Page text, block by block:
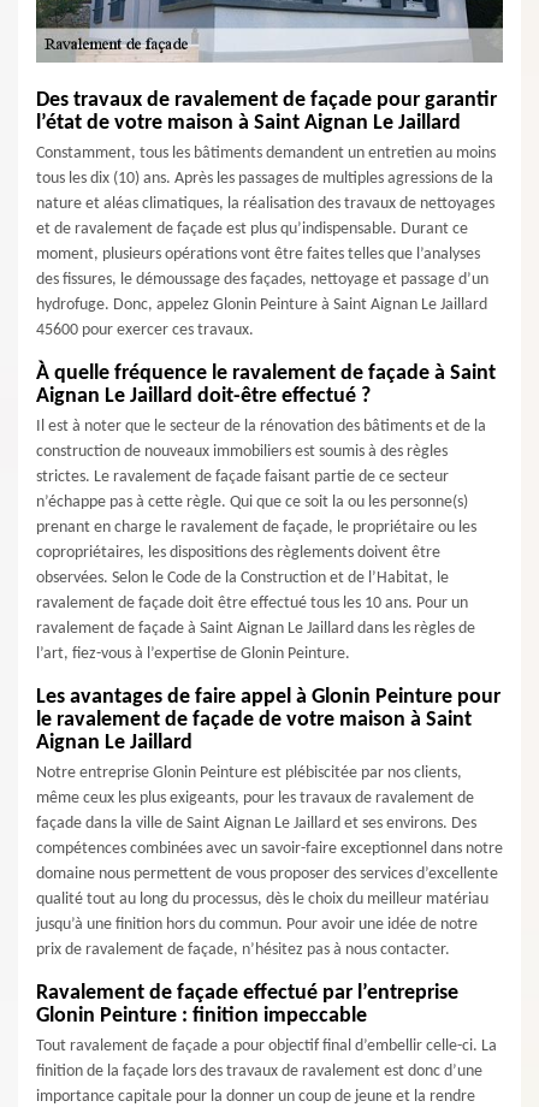
Des travaux de ravalement de façade pour garantir
l’état de votre maison à Saint Aignan Le Jaillard
Constamment, tous les bâtiments demandent un entretien au moins
tous les dix (10) ans. Après les passages de multiples agressions de la
nature et aléas climatiques, la réalisation des travaux de nettoyages
et de ravalement de façade est plus qu’indispensable. Durant ce
moment, plusieurs opérations vont être faites telles que l’analyses
des fissures, le démoussage des façades, nettoyage et passage d’un
hydrofuge. Donc, appelez Glonin Peinture à Saint Aignan Le Jaillard
45600 pour exercer ces travaux.
À quelle fréquence le ravalement de façade à Saint
Aignan Le Jaillard doit-être effectué ?
Il est à noter que le secteur de la rénovation des bâtiments et de la
construction de nouveaux immobiliers est soumis à des règles
strictes. Le ravalement de façade faisant partie de ce secteur
n’échappe pas à cette règle. Qui que ce soit la ou les personne(s)
prenant en charge le ravalement de façade, le propriétaire ou les
copropriétaires, les dispositions des règlements doivent être
observées. Selon le Code de la Construction et de l’Habitat, le
ravalement de façade doit être effectué tous les 10 ans. Pour un
ravalement de façade à Saint Aignan Le Jaillard dans les règles de
l’art, fiez-vous à l’expertise de Glonin Peinture.
Les avantages de faire appel à Glonin Peinture pour
le ravalement de façade de votre maison à Saint
Aignan Le Jaillard
Notre entreprise Glonin Peinture est plébiscitée par nos clients,
même ceux les plus exigeants, pour les travaux de ravalement de
façade dans la ville de Saint Aignan Le Jaillard et ses environs. Des
compétences combinées avec un savoir-faire exceptionnel dans notre
domaine nous permettent de vous proposer des services d’excellente
qualité tout au long du processus, dès le choix du meilleur matériau
jusqu’à une finition hors du commun. Pour avoir une idée de notre
prix de ravalement de façade, n’hésitez pas à nous contacter.
Ravalement de façade effectué par l’entreprise
Glonin Peinture : finition impeccable
Tout ravalement de façade a pour objectif final d’embellir celle-ci. La
finition de la façade lors des travaux de ravalement est donc d’une
importance capitale pour la donner un coup de jeune et la rendre